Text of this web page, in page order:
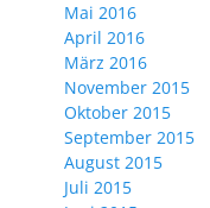
Mai 2016
April 2016
März 2016
November 2015
Oktober 2015
September 2015
August 2015
Juli 2015